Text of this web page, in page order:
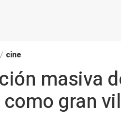
/ cine
masiva
como gran